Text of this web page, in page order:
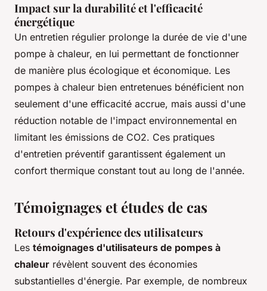
Impact sur la durabilité et l'efficacité
énergétique
Un entretien régulier prolonge la durée de vie d'une
pompe à chaleur, en lui permettant de fonctionner
de manière plus écologique et économique. Les
pompes à chaleur bien entretenues bénéficient non
seulement d'une efficacité accrue, mais aussi d'une
réduction notable de l'impact environnemental en
limitant les émissions de CO2. Ces pratiques
d'entretien préventif garantissent également un
confort thermique constant tout au long de l'année.
Témoignages et études de cas
Retours d'expérience des utilisateurs
Les témoignages d'utilisateurs de pompes à
chaleur révèlent souvent des économies
substantielles d'énergie. Par exemple, de nombreux